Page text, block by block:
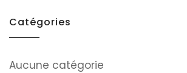
Catégories
Aucune catégorie